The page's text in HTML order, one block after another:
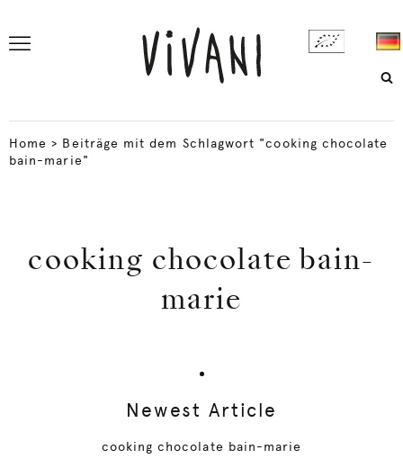
Home > Beiträge mit dem Schlagwort "cooking chocolate
bain-marie"
cooking chocolate bain-
marie
Newest Article
cooking chocolate bain-marie